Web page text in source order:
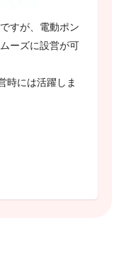
すが、電動ポン
ーズに設営が可
時には活躍しま